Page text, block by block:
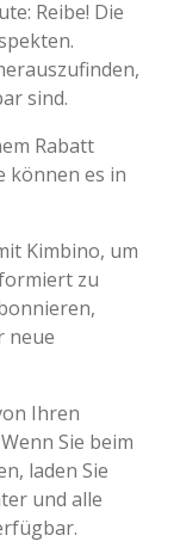
Reibe! Die
sind.
Rabatt
können es in
Kimbino, um
zu
neue
Ihren
Sie beim
laden Sie
und alle